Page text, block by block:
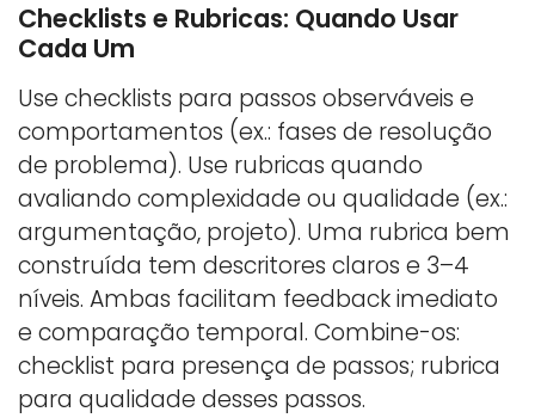
Checklists e Rubricas: Quando Usar
Cada Um
Use checklists para passos observáveis e
comportamentos (ex.: fases de resolução
de problema). Use rubricas quando
avaliando complexidade ou qualidade (ex.:
argumentação, projeto). Uma rubrica bem
construída tem descritores claros e 3–4
níveis. Ambas facilitam feedback imediato
e comparação temporal. Combine-os:
checklist para presença de passos; rubrica
para qualidade desses passos.